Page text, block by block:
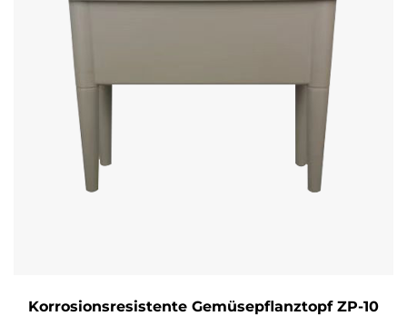
Korrosionsresistente Gemüsepflanztopf ZP-10